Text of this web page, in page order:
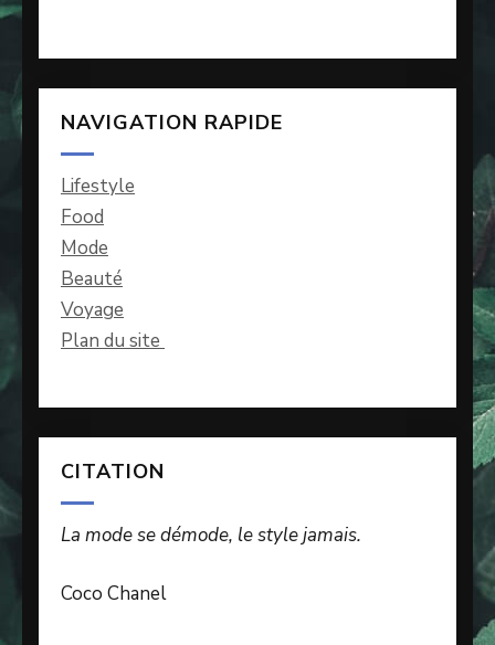
NAVIGATION RAPIDE
Lifestyle
Food
Mode
Beauté
Voyage
Plan du site
CITATION
La mode se démode, le style jamais.
Coco Chanel